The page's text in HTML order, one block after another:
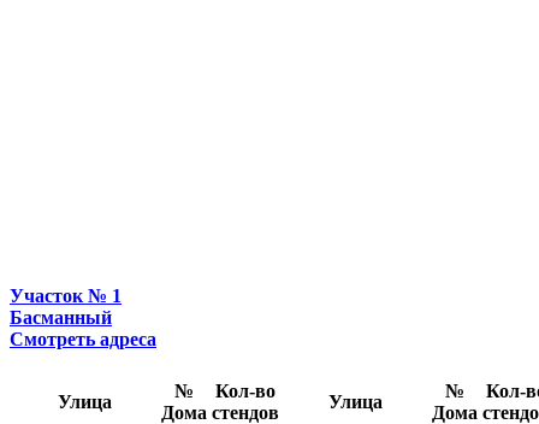
Участок № 1
Басманный
Смотреть адреса
Улица
№
Дома
Кол-во
стендов
Улица
№
Дома
Кол-